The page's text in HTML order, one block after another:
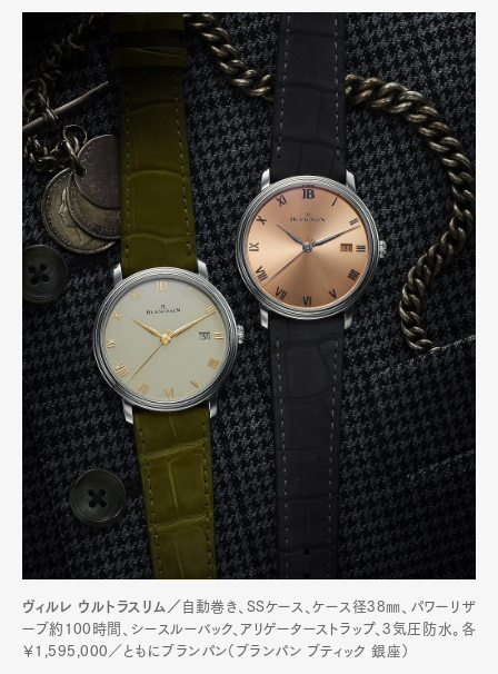
ヴィルレ ウルトラスリム／ 自動巻き、SSケース、ケース径38㎜、パワーリザ
ーブ約100時間、シースルーバック、アリゲーターストラップ、3気圧防水。各
￥1,595,000／ともにブランパン（ブランパン ブティック 銀座）